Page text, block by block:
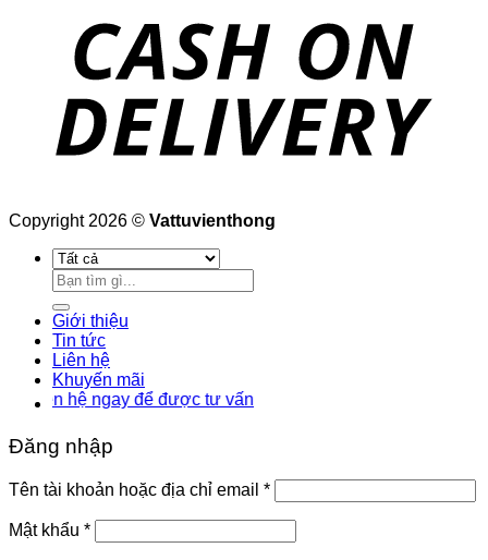
Copyright 2026 © Vattuvienthong
Tìm
kiếm:
Giới thiệu
Tin tức
Liên hệ
Khuyến mãi
ngay để được tư vấn
Đăng nhập
Tên tài khoản hoặc địa chỉ email *Bắt
buộc
Mật khẩu *Bắt
buộc